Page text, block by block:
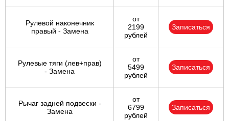
Рулевой наконечник
правый - Замена
от
2199
рублей
Записаться
Рулевые тяги (лев+прав)
- Замена
от
5499
рублей
Записаться
Рычаг задней подвески -
Замена
от
6799
рублей
Записаться